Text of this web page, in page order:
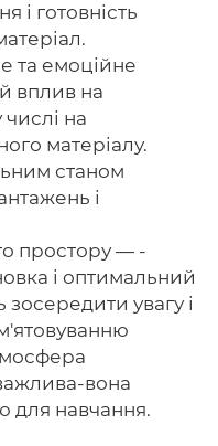
і готовність
та емоційне
вплив на
числі на
матеріалу.
станом
і
простору — -
і оптимальний
увагу і
вона
для навчання.